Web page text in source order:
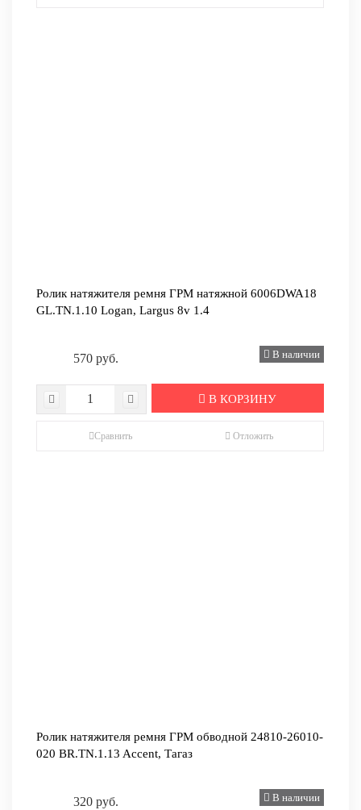
Ролик натяжителя ремня ГРМ натяжной 6006DWA18
GL.TN.1.10 Logan, Largus 8v 1.4
570 руб. В наличии
В КОРЗИНУ
Сравнить Отложить
Ролик натяжителя ремня ГРМ обводной 24810-26010-
020 BR.TN.1.13 Accent, Тагаз
320 руб. В наличии